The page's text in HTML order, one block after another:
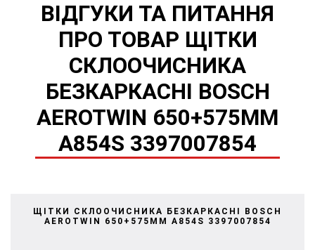
ВІДГУКИ ТА ПИТАННЯ
ПРО ТОВАР ЩІТКИ
СКЛООЧИСНИКА
БЕЗКАРКАСНІ BOSCH
AEROTWIN 650+575MM
A854S 3397007854
ЩІТКИ СКЛООЧИСНИКА БЕЗКАРКАСНІ BOSCH
AEROTWIN 650+575MM A854S 3397007854